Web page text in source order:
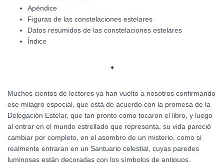
Apéndice
Figuras de las constelaciones estelares
Datos resumidos de las constelaciones estelares
Índice
♦
Muchos cientos de lectores ya han vuelto a nosotros confirmando
ese milagro especial, que está de acuerdo con la promesa de la
Delegación Estelar, que tan pronto como tocaron el libro, y luego
al entrar en el mundo estrellado que representa, su vida pareció
cambiar por completo, en el asombro de un misterio, como si
realmente entraran en un Santuario celestial, cuyas paredes
luminosas están decoradas con los símbolos de antiguos,